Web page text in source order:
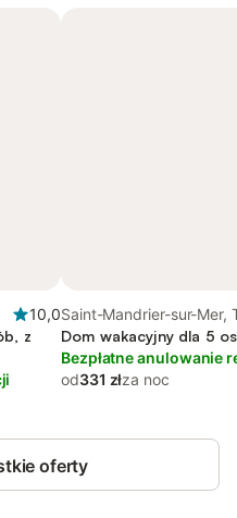
10,0
z
Saint-Mandrier-sur-Mer,
region
Dom wakacyjny dla 5
Bezpłatne anulowanie
od331 złza noc
oferty